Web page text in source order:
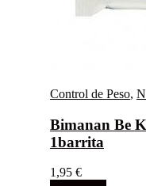
Control de Peso,
Bimanan Be
1barrita
1,95 €